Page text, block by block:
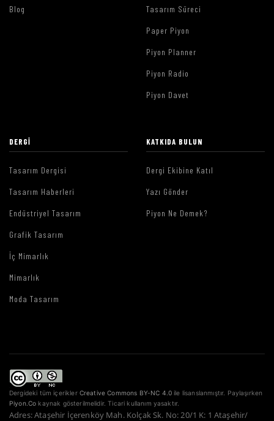
Blog Tasarım Süreci
Paper Piyon
Piyon Planner
Piyon Radio
Piyon Davet
DERGI
Tasarım Dergisi
Tasarım Haberleri
Endüstriyel Tasarım
Grafik Tasarım
İç Mimarlık
Mimarlık
Moda Tasarım
KATKIDA BULUN
Dergi Ekibine Katıl
Yazı Gönder
Piyon Ne Demek?
Dergideki tüm içerikler Creative Commons BY-NC 4.0 ile lisanslanmıştır. Paylaşırken
Piyon.Co kaynak gösterilmelidir. Ticari kullanım yasaktır.
Adres: Ataşehir İçerenköy Mah. Kolçak Sk. No: 20/1 K: 1 Ataşehir/